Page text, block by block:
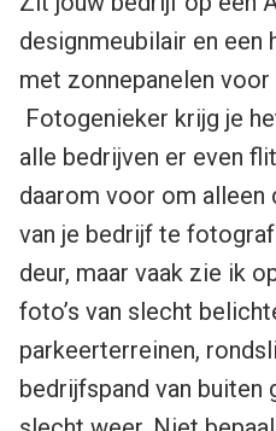
designmeubilair en een
met zonnepanelen voor
Fotogenieker krijg je
alle bedrijven er even
daarom voor om alleen
van je bedrijf te
deur, maar vaak zie ik
foto’s van slecht
parkeerterreinen,
bedrijfspand van